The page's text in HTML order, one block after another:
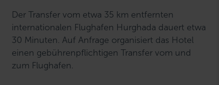
Der Transfer vom etwa 35 km entfernten
internationalen Flughafen Hurghada dauert etwa
30 Minuten. Auf Anfrage organisiert das Hotel
einen gebührenpflichtigen Transfer vom und
zum Flughafen.